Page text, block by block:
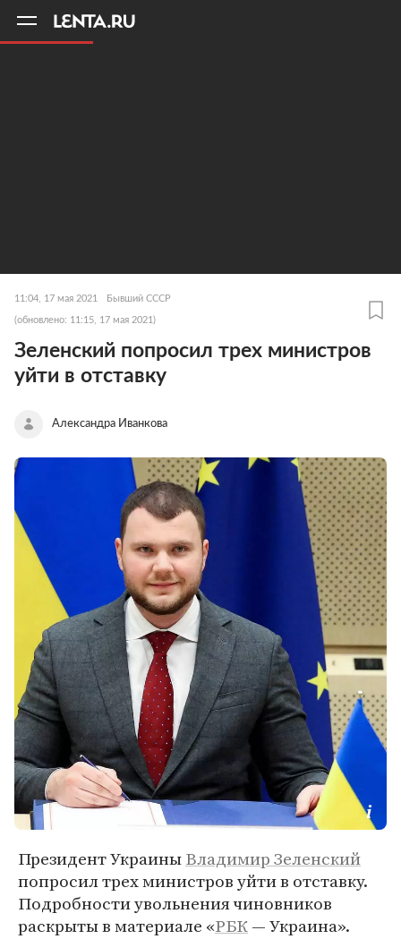
11:04, 17 мая 2021 Бывший СССР
(обновлено: 11:15, 17 мая 2021)
Зеленский попросил трех министров
уйти в отставку
Александра Иванкова
Президент УкраиныВладимир Зеленский
попросил трех министров уйти в отставку.
Подробности увольнения чиновников
раскрыты в материале «РБК— Украина».